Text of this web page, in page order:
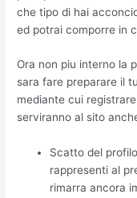
che tipo di hai
ed potrai comporre in
Ora non piu interno la
sara fare preparare il
mediante cui
serviranno al sito
Scatto del
rappresenti al
rimarra ancora